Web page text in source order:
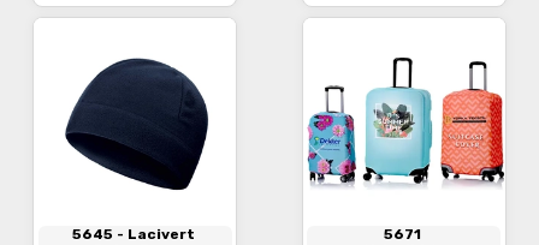
5645 - Lacivert
5671